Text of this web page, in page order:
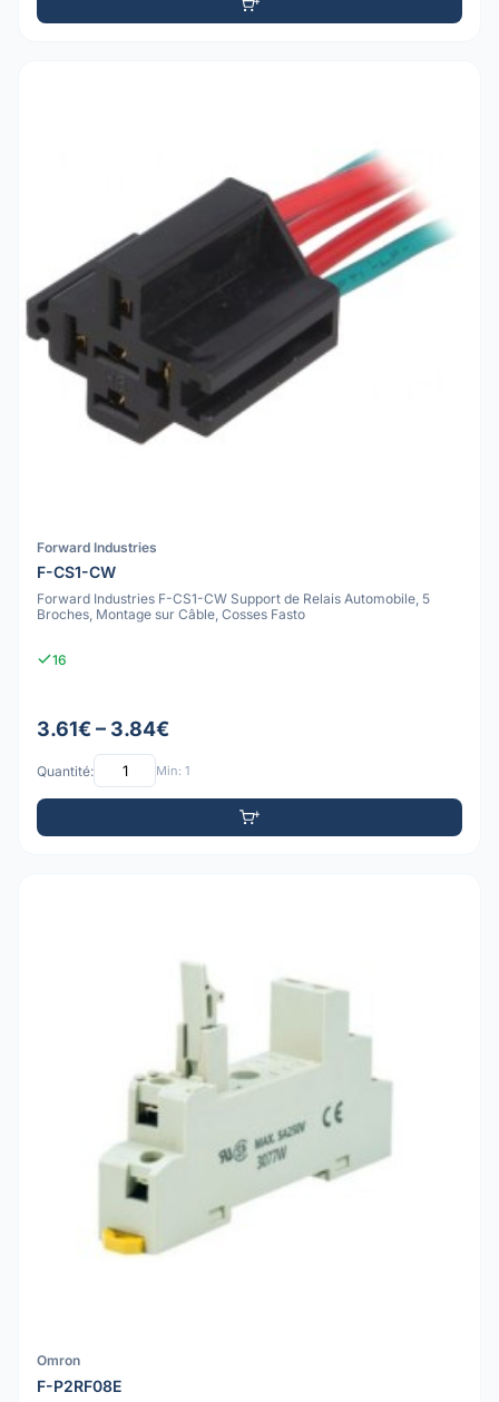
Forward Industries
F-CS1-CW
Forward Industries F-CS1-CW Support de Relais Automobile, 5
Broches, Montage sur Câble, Cosses Fasto
16
3.61€ – 3.84€
Quantité: Min: 1
Omron
F-P2RF08E